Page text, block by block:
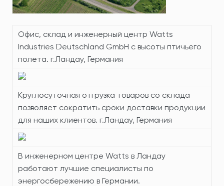
Офис, склад и инженерный центр Watts
Industries Deutschland GmbH с высоты птичьего
полета. г.Ландау, Германия
Круглосуточная отгрузка товаров со склада
позволяет сократить сроки доставки продукции
для наших клиентов. г.Ландау, Германия
В инженерном центре Watts в Ландау
работают лучшие специалисты по
энергосбережению в Германии.